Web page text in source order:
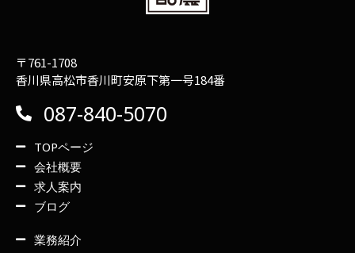
〒761-1708
香川県高松市香川町安原下第一号184番
087-840-5070
TOPページ
会社概要
求人案内
ブログ
業務紹介